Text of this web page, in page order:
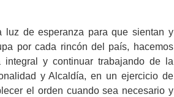
luz de esperanza para que sientan y
por cada rincón del país, hacemos
integral y continuar trabajando de la
y Alcaldía, en un ejercicio de
el orden cuando sea necesario y